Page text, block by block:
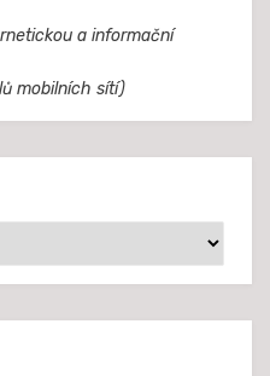
a informační
mobilních sítí)